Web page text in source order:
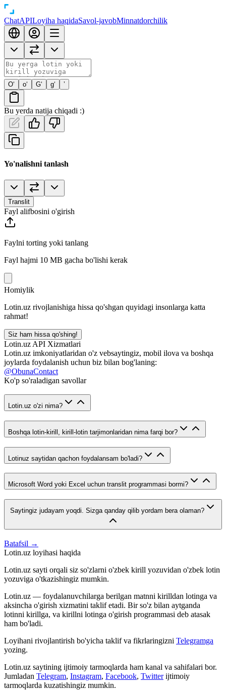
ChatAPILoyiha haqidaSavol-javobMinnatdorchilik
O‘ o‘ G‘ g‘ ’
Bu yerda natija chiqadi :)
Yo'nalishni tanlash
Translit
Fayl alifbosini o'girish
Faylni torting yoki tanlang
Fayl hajmi 10 MB gacha bo'lishi kerak
Homiylik
Lotin.uz rivojlanishiga hissa qo'shgan quyidagi insonlarga katta
rahmat!
Siz ham hissa qo'shing!
Lotin.uz API Xizmatlari
Lotin.uz imkoniyatlaridan o'z vebsaytingiz, mobil ilova va boshqa
joylarda foydalanish uchun biz bilan bog'laning:
@ObunaContact
Ko'p so'raladigan savollar
Lotin.uz o'zi nima?
Boshqa lotin-kirill, kirill-lotin tarjimonlaridan nima farqi bor?
Lotinuz saytidan qachon foydalansam bo'ladi?
Microsoft Word yoki Excel uchun translit programmasi bormi?
Saytingiz judayam yoqdi. Sizga qanday qilib yordam bera olaman?
Batafsil →
Lotin.uz loyihasi haqida
Lotin.uz sayti orqali siz so'zlarni o'zbek kirill yozuvidan o'zbek lotin
yozuviga o'tkazishingiz mumkin.
Lotin.uz — foydalanuvchilarga berilgan matnni kirilldan lotinga va
aksincha o'girish xizmatini taklif etadi. Bir so'z bilan aytganda
lotinni kirillga, va kirillni lotinga o'girish programmasi deb atasak
ham bo'ladi.
Loyihani rivojlantirish bo'yicha taklif va fikrlaringizni Telegramga
yozing.
Lotin.uz saytining ijtimoiy tarmoqlarda ham kanal va sahifalari bor.
Jumladan Telegram, Instagram, Facebook, Twitter ijtimoiy
tarmoqlarda kuzatishingiz mumkin.